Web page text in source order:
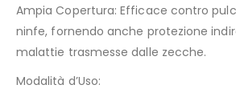
Ampia Copertura: Efficace contro
ninfe, fornendo anche protezione
malattie trasmesse dalle zecche.
Modalità d’Uso: